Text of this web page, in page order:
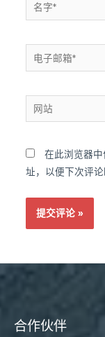
字
电
子
箱
*
网
站
在此浏览器
址，以便下次评论
合作伙伴